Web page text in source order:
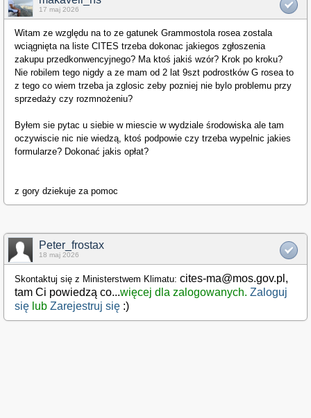
17 maj 2026
Witam ze względu na to ze gatunek Grammostola rosea zostala
wciągnięta na liste CITES trzeba dokonac jakiegos zgłoszenia
zakupu przedkonwencyjnego? Ma ktoś jakiś wzór? Krok po kroku?
Nie robilem tego nigdy a ze mam od 2 lat 9szt podrostków G rosea to
z tego co wiem trzeba ja zglosic zeby pozniej nie bylo problemu przy
sprzedaży czy rozmnożeniu?
Byłem sie pytac u siebie w miescie w wydziale środowiska ale tam
oczywiscie nic nie wiedzą, ktoś podpowie czy trzeba wypelnic jakies
formularze? Dokonać jakis opłat?
z gory dziekuje za pomoc
Peter_frostax
18 maj 2026
Skontaktuj się z Ministerstwem Klimatu: cites-ma@mos.gov.pl,
tam Ci powiedzą co...więcej dla zalogowanych. Zaloguj
się lub Zarejestruj się :)